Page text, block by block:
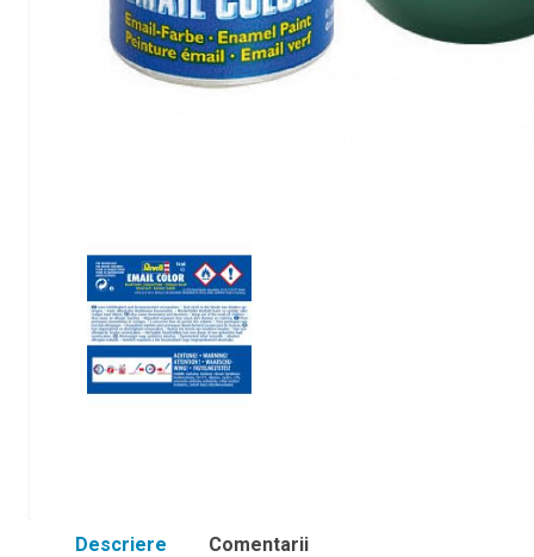
Descriere Comentarii